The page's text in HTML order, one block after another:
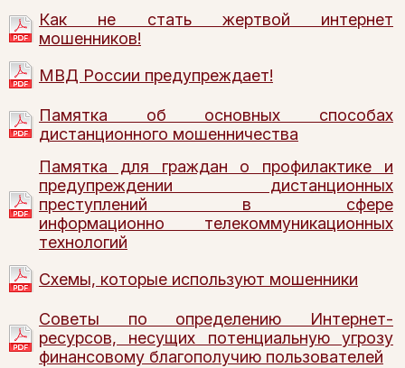
Как не стать жертвой интернет
мошенников!
МВД России предупреждает!
Памятка об основных способах
дистанционного мошенничества
Памятка для граждан о профилактике и
предупреждении дистанционных
преступлений в сфере
информационно телекоммуникационных
технологий
Схемы, которые используют мошенники
Советы по определению Интернет-
ресурсов, несущих потенциальную угрозу
финансовому благополучию пользователей